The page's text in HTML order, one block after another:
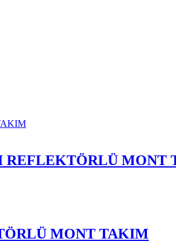
REFLEKTÖRLÜ MONT
MONT TAKIM